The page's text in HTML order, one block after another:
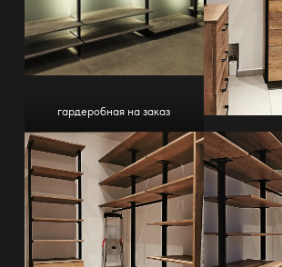
гардеробная на заказ